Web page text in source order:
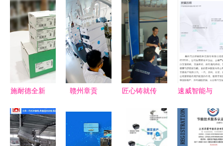
施耐德全新
BMXAMM0600H
品质之选，
赣州章贡
创新激发企
业活力，技
匠心铸就传
斯-奔驰服
务技能大师
速威智能与
技联手打造
MES智能工